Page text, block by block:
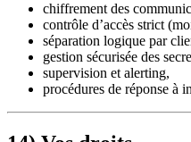
chiffrement des
contrôle d’accès strict
séparation logique par
gestion sécurisée des
supervision et alerting,
procédures de réponse à